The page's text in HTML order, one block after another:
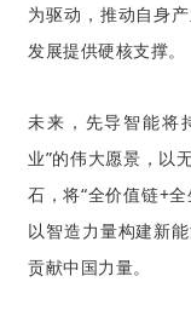
为驱动，推动自身
发展提供硬核支撑。
未来，先导智能将
业”的伟大愿景，以
石，将“全价值链+
以智造力量构建新
贡献中国力量。